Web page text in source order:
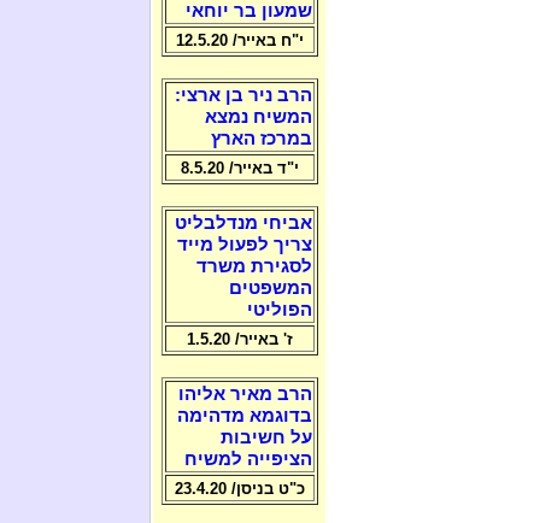
שמעון בר יוחאי
י"ח באייר/ 12.5.20
הרב ניר בן ארצי:
המשיח נמצא
במרכז הארץ
י"ד באייר/ 8.5.20
אביחי מנדלבליט
צריך לפעול מייד
לסגירת משרד
המשפטים
הפוליטי
ז' באייר/ 1.5.20
הרב מאיר אליהו
בדוגמא מדהימה
על חשיבות
הציפייה למשיח
כ"ט בניסן/ 23.4.20